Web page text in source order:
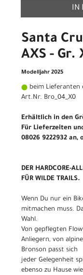
IN
Santa
AXS - Gr.
Modelljahr 2025
beim Lieferanten
Art.Nr. Bro_04_X0
Erhältlich in den
Für Lieferzeiten
08026 9222932
DER HARDCORE-
FÜR WILDE TRAILS.
Wenn Du nur ein
mitmachen muss.
Wahl.
Von gepflegten
Anliegern, von
Bronson passt sich
jeder Gelegenheit
ebenso zu Hause